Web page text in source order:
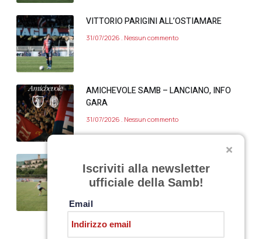
VITTORIO PARIGINI ALL’OSTIAMARE
31/07/2026 Nessun commento
AMICHEVOLE SAMB – LANCIANO, INFO
GARA
31/07/2026 Nessun commento
30/07/2026 Nessun commento
Iscriviti alla newsletter
ufficiale della Samb!
Email